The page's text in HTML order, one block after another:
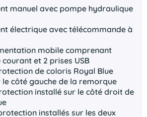
manuel avec pompe hydraulique
électrique avec télécommande à
mobile comprenant
et 2 prises USB
de coloris Royal Blue
le côté gauche de la remorque
installé sur le côté droit de
installés sur les deux